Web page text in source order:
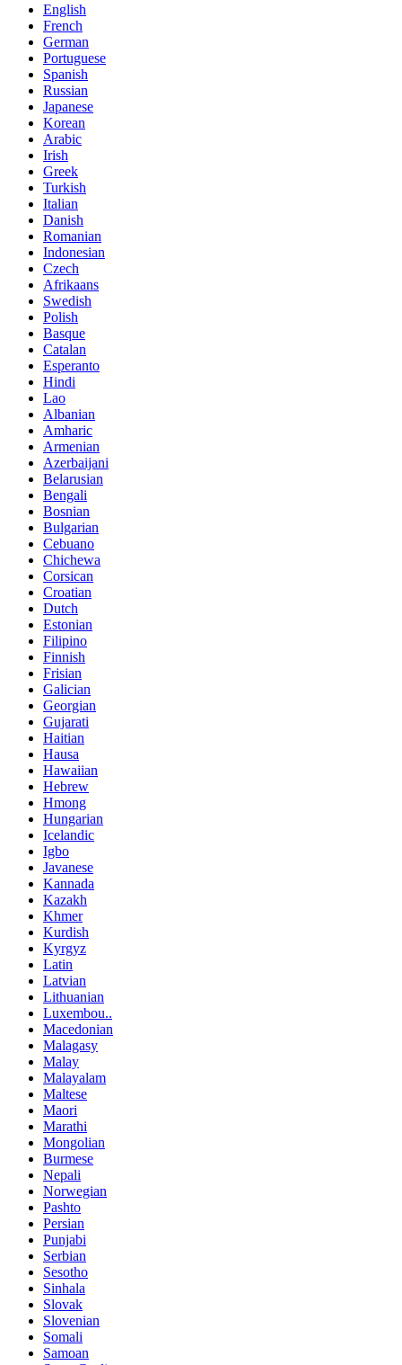
English
French
German
Portuguese
Spanish
Russian
Japanese
Korean
Arabic
Irish
Greek
Turkish
Italian
Danish
Romanian
Indonesian
Czech
Afrikaans
Swedish
Polish
Basque
Catalan
Esperanto
Hindi
Lao
Albanian
Amharic
Armenian
Azerbaijani
Belarusian
Bengali
Bosnian
Bulgarian
Cebuano
Chichewa
Corsican
Croatian
Dutch
Estonian
Filipino
Finnish
Frisian
Galician
Georgian
Gujarati
Haitian
Hausa
Hawaiian
Hebrew
Hmong
Hungarian
Icelandic
Igbo
Javanese
Kannada
Kazakh
Khmer
Kurdish
Kyrgyz
Latin
Latvian
Lithuanian
Luxembou..
Macedonian
Malagasy
Malay
Malayalam
Maltese
Maori
Marathi
Mongolian
Burmese
Nepali
Norwegian
Pashto
Persian
Punjabi
Serbian
Sesotho
Sinhala
Slovak
Slovenian
Somali
Samoan